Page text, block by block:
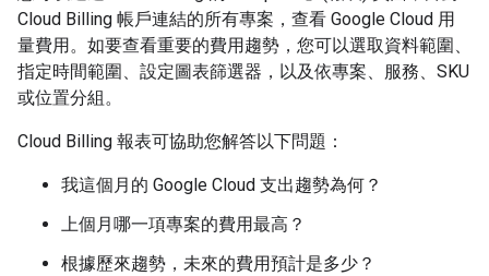
Cloud Billing 帳戶連結的所有專案，查看 Google Cloud 用
量費用。如要查看重要的費用趨勢，您可以選取資料範圍、
指定時間範圍、設定圖表篩選器，以及依專案、服務、SKU
或位置分組。
Cloud Billing 報表可協助您解答以下問題：
我這個月的 Google Cloud 支出趨勢為何？
上個月哪一項專案的費用最高？
根據歷來趨勢，未來的費用預計是多少？